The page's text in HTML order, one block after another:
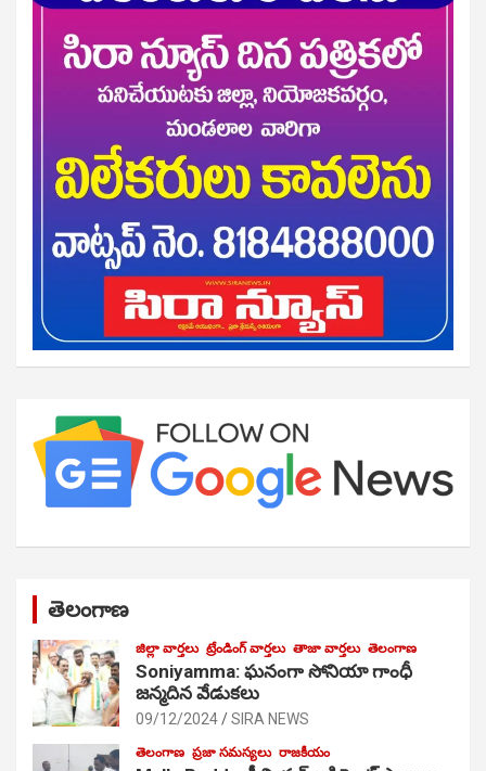
తెలంగాణ
జిల్లా వార్తలు ట్రేండింగ్ వార్తలు తాజా వార్తలు తెలంగాణ
Soniyamma: ఘ‌నంగా సోనియా గాంధీ
జ‌న్మ‌దిన వేడుక‌లు
09/12/2024 SIRA NEWS
తెలంగాణ ప్రజా సమస్యలు రాజకీయం